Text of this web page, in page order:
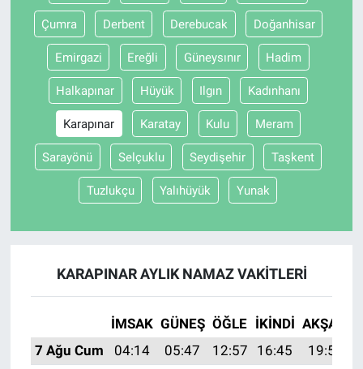
Çumra Derbent Derebucak Doğanhisar
Emirgazi Ereğli Güneysınır Hadim
Halkapınar Hüyük Ilgın Kadınhanı
Karapınar Karatay Kulu Meram
Sarayönü Selçuklu Seydişehir Taşkent
Tuzlukçu Yalıhüyük Yunak
KARAPINAR AYLIK NAMAZ VAKITLERI
İMSAK GÜNEŞ ÖĞLE İKINDI AKŞAM
7 Ağu Cum
04:14 05:47 12:57 16:45 19:56
Bölge